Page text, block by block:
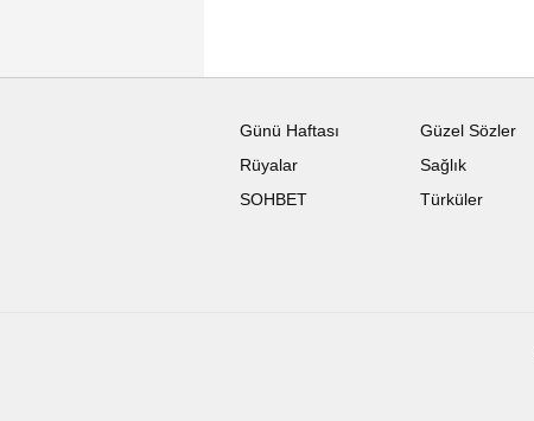
Günü Haftası
Güzel Sözler
Rüyalar
Sağlık
SOHBET
Türküler